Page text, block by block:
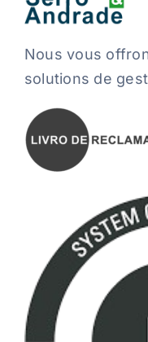
Nous vous
solutions de